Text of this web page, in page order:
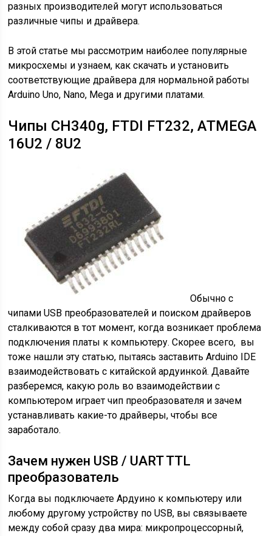
разных производителей могут использоваться
различные чипы и драйвера.
В этой статье мы рассмотрим наиболее популярные
микросхемы и узнаем, как скачать и установить
соответствующие драйвера для нормальной работы
Arduino Uno, Nano, Mega и другими платами.
Чипы CH340g, FTDI FT232, ATMEGA
16U2 / 8U2
Обычно с
чипами USB преобразователей и поиском драйверов
сталкиваются в тот момент, когда возникает проблема
подключения платы к компьютеру. Скорее всего, вы
тоже нашли эту статью, пытаясь заставить Arduino IDE
взаимодействовать с китайской ардуинкой. Давайте
разберемся, какую роль во взаимодействии с
компьютером играет чип преобразователя и зачем
устанавливать какие-то драйверы, чтобы все
заработало.
Зачем нужен USB / UART TTL
преобразователь
Когда вы подключаете Ардуино к компьютеру или
любому другому устройству по USB, вы связываете
между собой сразу два мира: микропроцессорный,